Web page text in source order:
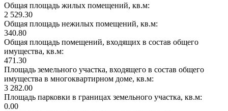
Общая площадь жилых помещений, кв.м:
2 529.30
Общая площадь нежилых помещений, кв.м:
340.80
Общая площадь помещений, входящих в состав общего
имущества, кв.м:
471.30
Площадь земельного участка, входящего в состав общего
имущества в многоквартирном доме, кв.м:
3 282.00
Площадь парковки в границах земельного участка, кв.м:
0.00